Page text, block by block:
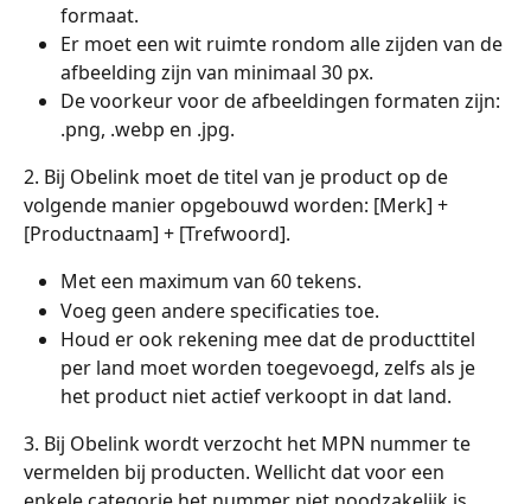
formaat.
Er moet een wit ruimte rondom alle zijden van de
afbeelding zijn van minimaal 30 px.
De voorkeur voor de afbeeldingen formaten zijn:
.png, .webp en .jpg.
2. Bij Obelink moet de titel van je product op de
volgende manier opgebouwd worden: [Merk] +
[Productnaam] + [Trefwoord].
Met een maximum van 60 tekens.
Voeg geen andere specificaties toe.
Houd er ook rekening mee dat de producttitel
per land moet worden toegevoegd, zelfs als je
het product niet actief verkoopt in dat land.
3. Bij Obelink wordt verzocht het MPN nummer te
vermelden bij producten. Wellicht dat voor een